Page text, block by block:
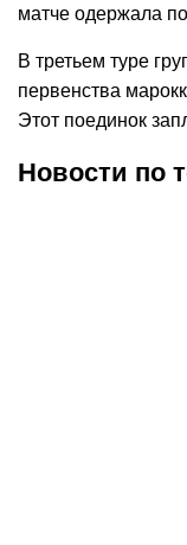
матче одержала
В третьем туре
первенства
Этот поединок
Новости по